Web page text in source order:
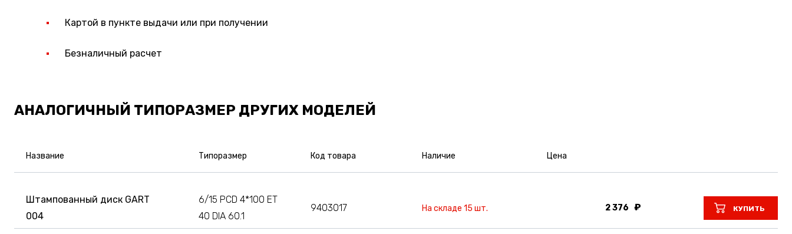
Картой в пункте выдачи или при получении
Безналичный расчет
АНАЛОГИЧНЫЙ ТИПОРАЗМЕР ДРУГИХ МОДЕЛЕЙ
Название Типоразмер Код товара Наличие Цена
Штампованный диск GART
004
6/15 PCD 4*100 ET
40 DIA 60.1
9403017 На складе 15 шт. 2 376 КУПИТЬ